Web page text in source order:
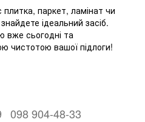
паркет, ламінат чи
ідеальний засіб.
вже сьогодні та
чистотою вашої підлоги!
098 904-48-33